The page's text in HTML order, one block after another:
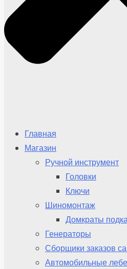
Главная
Магазин
Ручной инструмент
Головки
Ключи
Шиномонтаж
Домкраты
Генераторы
Сборщики заказов
Автомобильные